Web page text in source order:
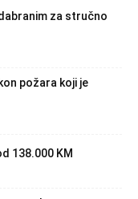
za stručno
požara koji je
138.000 KM